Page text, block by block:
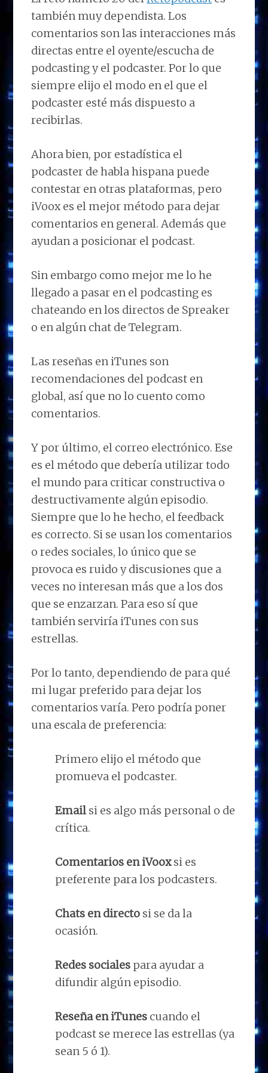
también muy dependista. Los
comentarios son las interacciones más
directas entre el oyente/escucha de
podcasting y el podcaster. Por lo que
siempre elijo el modo en el que el
podcaster esté más dispuesto a
recibirlas.
Ahora bien, por estadística el
podcaster de habla hispana puede
contestar en otras plataformas, pero
iVoox es el mejor método para dejar
comentarios en general. Además que
ayudan a posicionar el podcast.
Sin embargo como mejor me lo he
llegado a pasar en el podcasting es
chateando en los directos de Spreaker
o en algún chat de Telegram.
Las reseñas en iTunes son
recomendaciones del podcast en
global, así que no lo cuento como
comentarios.
Y por último, el correo electrónico. Ese
es el método que debería utilizar todo
el mundo para criticar constructiva o
destructivamente algún episodio.
Siempre que lo he hecho, el feedback
es correcto. Si se usan los comentarios
o redes sociales, lo único que se
provoca es ruido y discusiones que a
veces no interesan más que a los dos
que se enzarzan. Para eso sí que
también serviría iTunes con sus
estrellas.
Por lo tanto, dependiendo de para qué
mi lugar preferido para dejar los
comentarios varía. Pero podría poner
una escala de preferencia:
Primero elijo el método que
promueva el podcaster.
Email si es algo más personal o de
crítica.
Comentarios en iVooxsi es
preferente para los podcasters.
Chats en directo si se da la
ocasión.
Redes sociales para ayudar a
difundir algún episodio.
Reseña en iTunes cuando el
podcast se merece las estrellas (ya
sean 5 ó 1).